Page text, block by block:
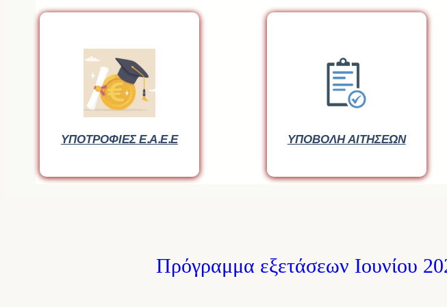
ΥΠΟΤΡΟΦΙΕΣ Ε.Α.Ε.Ε ΥΠΟΒΟΛΗ ΑΙΤΗΣΕΩΝ
ΥΠΟΤΡΟΦΙΕΣ Ε.Α.Ε.Ε ΥΠΟΒΟΛΗ ΑΙΤΗΣΕΩΝ
Πρόγραμμα εξετάσεων Ιουνίου